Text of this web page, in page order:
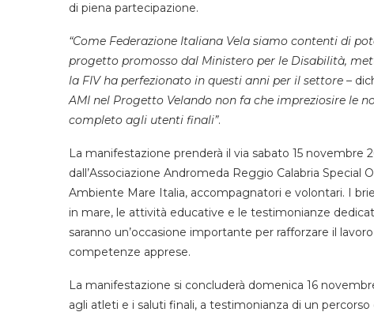
di piena partecipazione.
“Come Federazione Italiana Vela siamo contenti di
progetto promosso dal Ministero per le Disabilità,
la FIV ha perfezionato in questi anni per il settore –
AMI nel Progetto Velando non fa che impreziosire le
completo agli utenti finali”.
La manifestazione prenderà il via sabato 15 novembre
dall’Associazione Andromeda Reggio Calabria
Ambiente Mare Italia, accompagnatori e volontari. I
in mare, le attività educative e le testimonianze
saranno un’occasione importante per rafforzare il
competenze apprese.
La manifestazione si concluderà domenica 16
agli atleti e i saluti finali, a testimonianza di un